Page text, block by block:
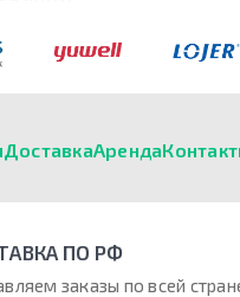
ДоставкаАренда
ПО РФ
заказы по всей